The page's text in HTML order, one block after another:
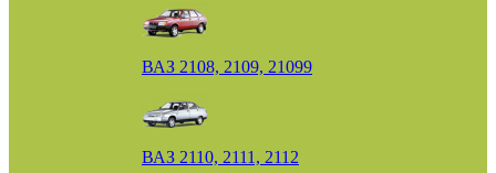
ВАЗ 2108, 2109, 21099
ВАЗ 2110, 2111, 2112